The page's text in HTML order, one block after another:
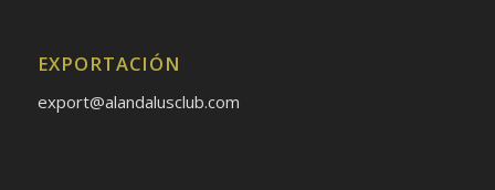
EXPORTACIÓN
export@alandalusclub.com